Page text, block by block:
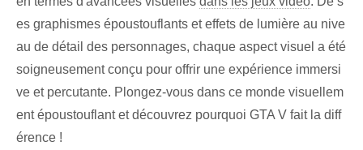
es graphismes époustouflants et effets de lumière au nive
au de détail des personnages, chaque aspect visuel a été
soigneusement conçu pour offrir une expérience immersi
ve et percutante. Plongez-vous dans ce monde visuellem
ent époustouflant et découvrez pourquoi GTA V fait la diff
érence !